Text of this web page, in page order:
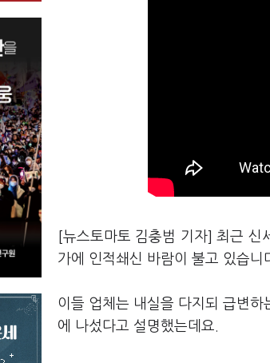
[뉴스토마토 김충범 기자] 최근 신
가에 인적쇄신 바람이 불고 있습니
이들 업체는 내실을 다지되 급변
에 나섰다고 설명했는데요.